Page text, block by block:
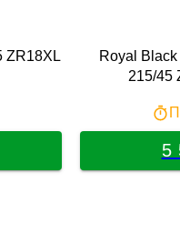
ZR18XL
Royal Black
215/45
5